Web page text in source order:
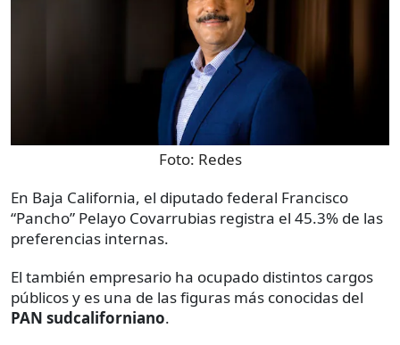
Foto: Redes
En Baja California, el diputado federal Francisco
“Pancho” Pelayo Covarrubias registra el 45.3% de las
preferencias internas.
El también empresario ha ocupado distintos cargos
públicos y es una de las figuras más conocidas del
PAN sudcaliforniano.